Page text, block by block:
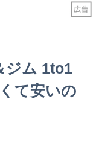
ジム 1to1
て安いの